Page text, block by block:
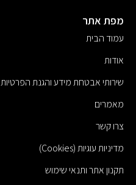
מפת אתר
עמוד הבית
אודות
שירותי אבטחת מידע והגנת הפרטיות
מאמרים
צרו קשר
מדיניות עוגיות (Cookies)
תקנון אתר ותנאי שימוש